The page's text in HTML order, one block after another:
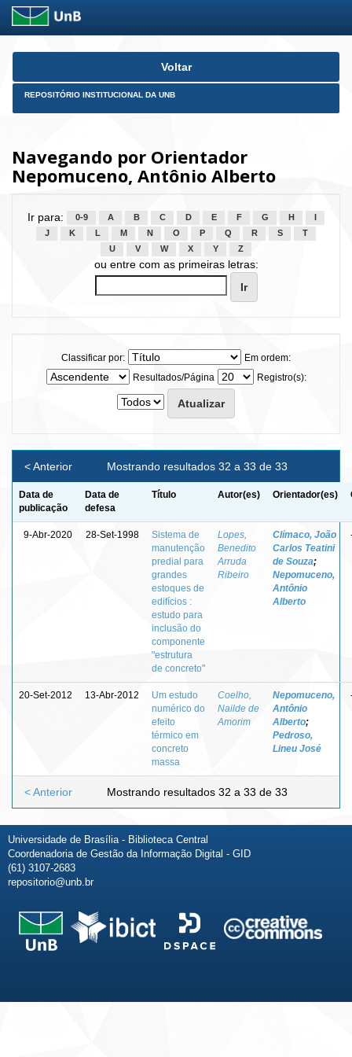
Skip
Voltar
REPOSITÓRIO INSTITUCIONAL DA UNB
Navegando por Orientador
Nepomuceno, Antônio Alberto
Ir para: 0-9 A B C D E F G H
J
K L M N O P Q R S
T
U
V W X Y Z
ou entre com as primeiras letras:
Classificar por:
Em ordem:
Resultados/Página
Registro(s):
Mostrando resultados 32 a 33 de 33
< Anterior
Data de
publicação
Data de
defesa
Título Autor(es) Orientador(es)
9-Abr-2020 28-Set-1998
Sistema de
manutenção
predial para
grandes
estoques de
edifícios :
estudo para
inclusão do
componente
"estrutura
de concreto"
Lopes,
Benedito
Arruda
Ribeiro
Clímaco, João
Carlos Teatini
de Souza;
Nepomuceno,
Antônio
Alberto
20-Set-2012 13-Abr-2012
Um estudo
numérico do
efeito
térmico em
concreto
massa
Coelho,
Nailde de
Amorim
Nepomuceno,
Antônio
Alberto;
Pedroso,
Lineu José
Mostrando resultados 32 a 33 de 33
< Anterior
Universidade de Brasília - Biblioteca Central
Coordenadoria de Gestão da Informação Digital - GID
(61) 3107-2683
repositorio@unb.br